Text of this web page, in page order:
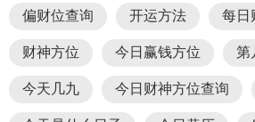
偏财位查询 开运方法 每日
财神方位 今日赢钱方位 第
今天几九 今日财神方位查询